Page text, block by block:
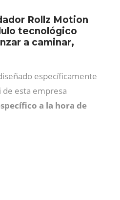
Rollz Motion
tecnológico
a caminar,
específicamente
de esta empresa
a la hora de